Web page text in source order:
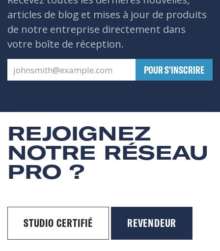
articles de blog et mises à jour de produits
de notre entreprise directement dans
votre boîte de réception.
​POUR S'INSCRIRE
REJOIGNEZ
NOTRE RÉSEAU
PRO ?
STUDIO CERTIFIÉ REVENDEUR